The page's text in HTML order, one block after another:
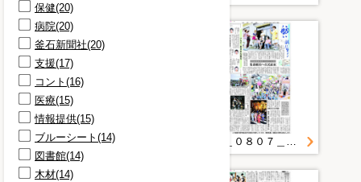
保健(20)
病院(20)
釜石新聞社(20)
支援(17)
コント(16)
医療(15)
情報提供(15)
ブルーシート(14)
図書館(14)
木材(14)
２０１１＿０８０７＿３１＿市内最大の仮設団地完成 釜石 店舗併設、福祉機能も